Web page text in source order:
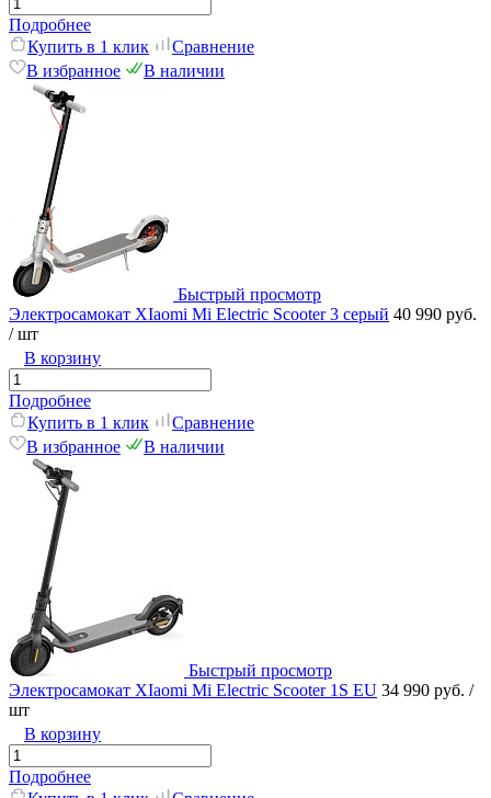
Подробнее
Купить в 1 клик
Сравнение
В избранное
В наличии
Быстрый просмотр
Электросамокат XIaomi Mi Electric Scooter 3 серый 40 990 руб.
/ шт
В корзину
Подробнее
Купить в 1 клик
Сравнение
В избранное
В наличии
Быстрый просмотр
Электросамокат XIaomi Mi Electric Scooter 1S EU 34 990 руб. /
шт
В корзину
Подробнее